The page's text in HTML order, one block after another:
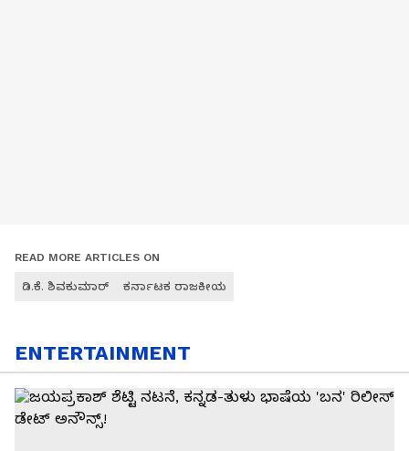
READ MORE ARTICLES ON
ಡಿ.ಕೆ. ಶಿವಕುಮಾರ್ ಕರ್ನಾಟಕ ರಾಜಕೀಯ
ENTERTAINMENT